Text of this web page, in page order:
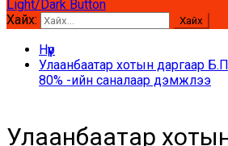
Light/Dark Button
Хайх:
Нүүр
Улаанбаатар хотын даргаар
80% -ийн саналаар дэмжлээ
Улаанбаатар